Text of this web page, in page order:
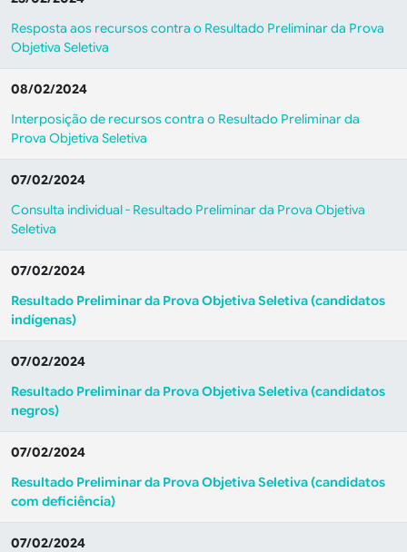
Resposta aos recursos contra o Resultado Preliminar da Prova
Objetiva Seletiva
08/02/2024
Interposição de recursos contra o Resultado Preliminar da
Prova Objetiva Seletiva
07/02/2024
Consulta individual - Resultado Preliminar da Prova Objetiva
Seletiva
07/02/2024
Resultado Preliminar da Prova Objetiva Seletiva(candidatos
indígenas)
07/02/2024
Resultado Preliminar da Prova Objetiva Seletiva(candidatos
negros)
07/02/2024
Resultado Preliminar da Prova Objetiva Seletiva(candidatos
com deficiência)
07/02/2024